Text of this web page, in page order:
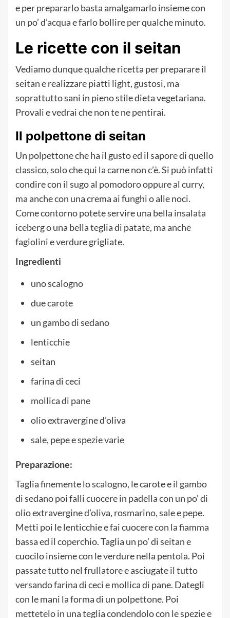
e per prepararlo basta amalgamarlo insieme con
un po’ d’acqua e farlo bollire per qualche minuto.
Le ricette con il seitan
Vediamo dunque qualche ricetta per preparare il
seitan e realizzare piatti light, gustosi, ma
soprattutto sani in pieno stile dieta vegetariana.
Provali e vedrai che non te ne pentirai.
Il polpettone di seitan
Un polpettone che ha il gusto ed il sapore di quello
classico, solo che qui la carne non c’è. Si può infatti
condire con il sugo al pomodoro oppure al curry,
ma anche con una crema ai funghi o alle noci.
Come contorno potete servire una bella insalata
iceberg o una bella teglia di patate, ma anche
fagiolini e verdure grigliate.
Ingredienti
uno scalogno
due carote
un gambo di sedano
lenticchie
seitan
farina di ceci
mollica di pane
olio extravergine d’oliva
sale, pepe e spezie varie
Preparazione:
Taglia finemente lo scalogno, le carote e il gambo
di sedano poi falli cuocere in padella con un po’ di
olio extravergine d’oliva, rosmarino, sale e pepe.
Metti poi le lenticchie e fai cuocere con la fiamma
bassa ed il coperchio. Taglia un po’ di seitan e
cuocilo insieme con le verdure nella pentola. Poi
passate tutto nel frullatore e asciugate il tutto
versando farina di ceci e mollica di pane. Dategli
con le mani la forma di un polpettone. Poi
mettetelo in una teglia condendolo con le spezie e